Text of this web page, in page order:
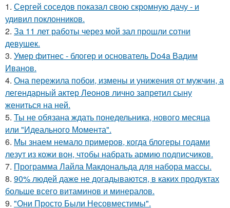
1. Сергей соседов показал свою скромную дачу - и
удивил поклонников.
2. За 11 лет работы через мой зал прошли сотни
девушек.
3. Умер фитнес - блогер и основатель Do4a Вадим
Иванов.
4. Она пережила побои, измены и унижения от мужчин, а
легендарный актер Леонов лично запретил сыну
жениться на ней.
5. Ты не обязана ждать понедельника, нового месяца
или "Идеального Момента".
6. Мы знаем немало примеров, когда блогеры годами
лезут из кожи вон, чтобы набрать армию подписчиков.
7. Программа Лайла Макдональда для набора массы.
8. 90% людей даже не догадываются, в каких продуктах
больше всего витаминов и минералов.
9. "Они Просто Были Несовместимы".